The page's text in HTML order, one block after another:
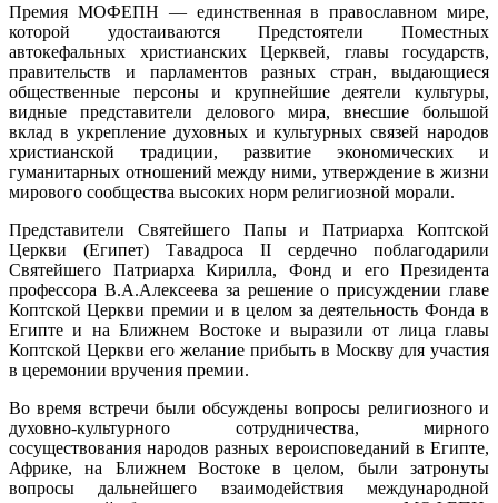
Премия МОФЕПН — единственная в православном мире,
которой удостаиваются Предстоятели Поместных
автокефальных христианских Церквей, главы государств,
правительств и парламентов разных стран, выдающиеся
общественные персоны и крупнейшие деятели культуры,
видные представители делового мира, внесшие большой
вклад в укрепление духовных и культурных связей народов
христианской традиции, развитие экономических и
гуманитарных отношений между ними, утверждение в жизни
мирового сообщества высоких норм религиозной морали.
Представители Святейшего Папы и Патриарха Коптской
Церкви (Египет) Тавадроса II сердечно поблагодарили
Святейшего Патриарха Кирилла, Фонд и его Президента
профессора В.А.Алексеева за решение о присуждении главе
Коптской Церкви премии и в целом за деятельность Фонда в
Египте и на Ближнем Востоке и выразили от лица главы
Коптской Церкви его желание прибыть в Москву для участия
в церемонии вручения премии.
Во время встречи были обсуждены вопросы религиозного и
духовно-культурного сотрудничества, мирного
сосуществования народов разных вероисповеданий в Египте,
Африке, на Ближнем Востоке в целом, были затронуты
вопросы дальнейшего взаимодействия международной